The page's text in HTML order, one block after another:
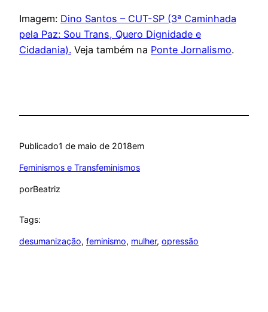
Imagem: Dino Santos – CUT-SP (3ª Caminhada
pela Paz: Sou Trans, Quero Dignidade e
Cidadania). Veja também na Ponte Jornalismo.
Publicado1 de maio de 2018em
Feminismos e Transfeminismos
porBeatriz
Tags:
desumanização, feminismo, mulher, opressão